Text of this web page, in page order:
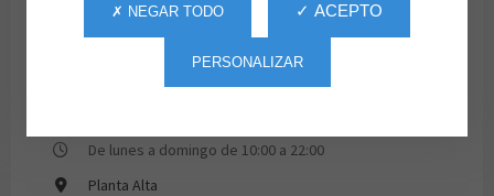
De lunes a domingo de 10:00 a 22:00
Planta Alta
✓ ACEPTO
✗ NEGAR TODO
PERSONALIZAR